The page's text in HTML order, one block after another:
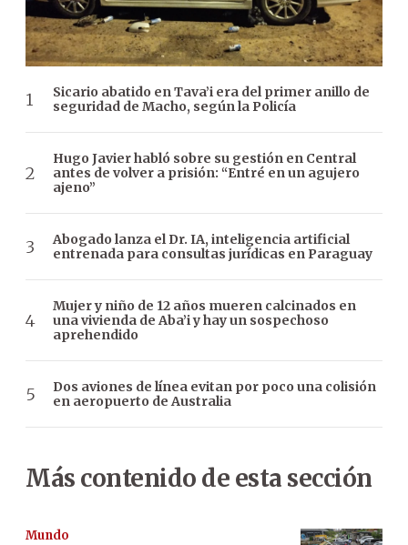
Sicario abatido en Tava’i era del primer anillo de
seguridad de Macho, según la Policía
Hugo Javier habló sobre su gestión en Central
antes de volver a prisión: “Entré en un agujero
ajeno”
Abogado lanza el Dr. IA, inteligencia artificial
entrenada para consultas jurídicas en Paraguay
Mujer y niño de 12 años mueren calcinados en
una vivienda de Aba’i y hay un sospechoso
aprehendido
Dos aviones de línea evitan por poco una colisión
en aeropuerto de Australia
Más contenido de esta sección
Mundo